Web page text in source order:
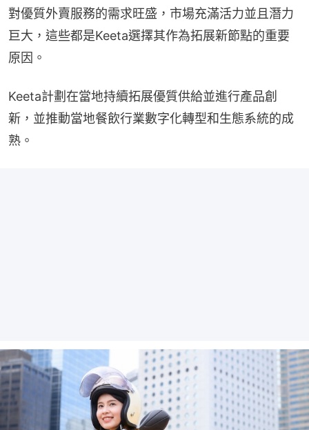
對優質外賣服務的需求旺盛，市場充滿活力並且潛力
巨大，這些都是Keeta選擇其作為拓展新節點的重要
原因。
Keeta計劃在當地持續拓展優質供給並進行產品創
新，並推動當地餐飲行業數字化轉型和生態系統的成
熟。